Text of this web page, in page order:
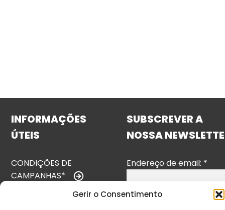
Gerir o Consentimento
INFORMAÇÕES
ÚTEIS
CONDIÇÕES DE
CAMPANHAS*
SUBSCREVER A
NOSSA
Endereço de email: *